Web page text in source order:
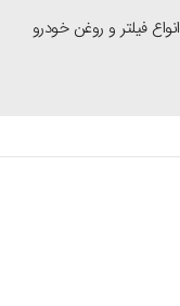
انواع فیلتر و روغن خودرو